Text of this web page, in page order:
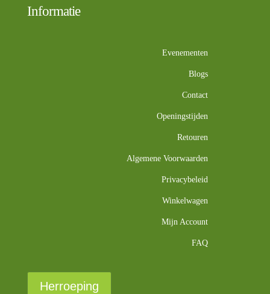
Informatie
Evenementen
Blogs
Contact
Openingstijden
Retouren
Algemene Voorwaarden
Privacybeleid
Winkelwagen
Mijn Account
FAQ
Herroeping